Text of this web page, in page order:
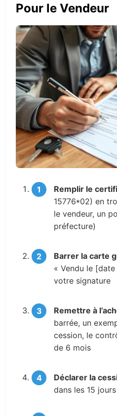
Pour le Vendeur
Remplir le
15776*02) en
le vendeur, un
préfecture)
Barrer la carte
« Vendu le
votre signature
Remettre à
barrée, un
cession, le
de 6 mois
Déclarer la
dans les 15